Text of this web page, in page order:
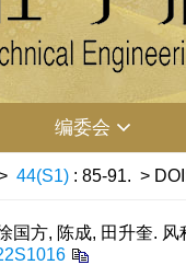
编委会
44(S1) : 85-91. >
国方, 陈成, 田升奎.